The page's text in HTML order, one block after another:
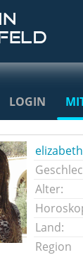
LOGIN
Alter:
Land:
Region